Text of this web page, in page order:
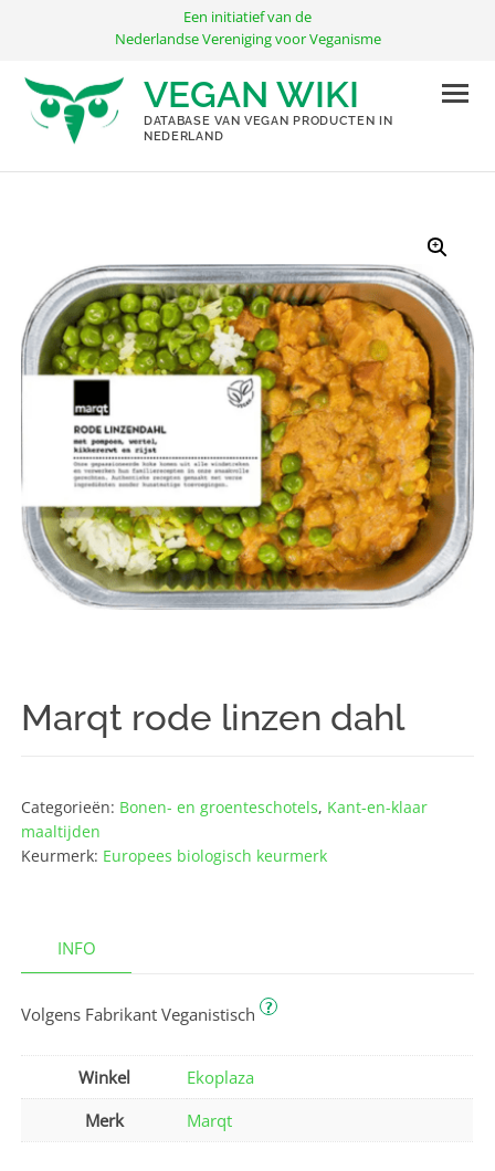
inhoud
Een initiatief van de
Nederlandse Vereniging voor Veganisme
VEGAN WIKI
DATABASE VAN VEGAN PRODUCTEN IN
NEDERLAND
Marqt rode linzen dahl
Categorieën: Bonen- en groenteschotels, Kant-en-klaar
maaltijden
Keurmerk: Europees biologisch keurmerk
INFO
Volgens Fabrikant Veganistisch ?
Winkel
Ekoplaza
Merk
Marqt